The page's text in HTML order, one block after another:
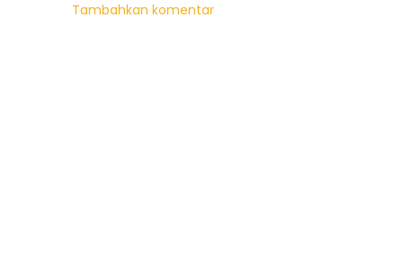
Tambahkan komentar